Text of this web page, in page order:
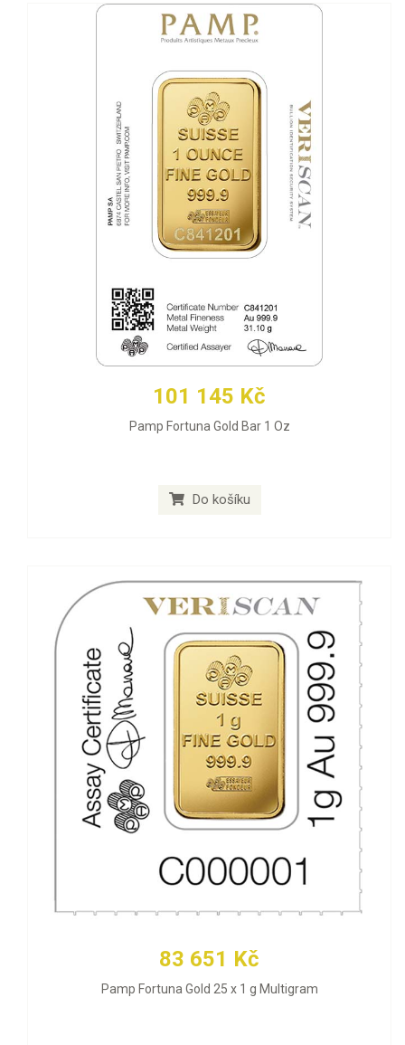
101 145 Kč
Pamp Fortuna Gold Bar 1 Oz
Do košíku
83 651 Kč
Pamp Fortuna Gold 25 x 1 g Multigram